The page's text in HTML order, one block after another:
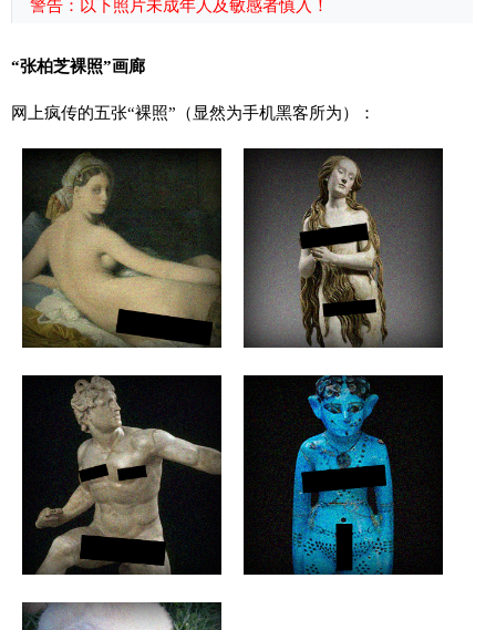
警告：以下照片未成年人及敏感者慎入！
“张柏芝裸照”画廊
网上疯传的五张“裸照”（显然为手机黑客所为）：